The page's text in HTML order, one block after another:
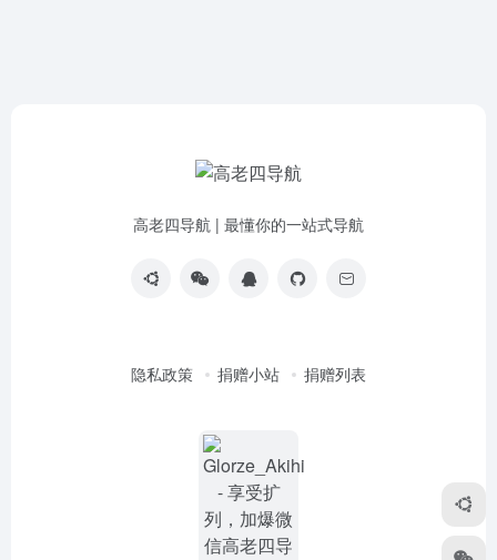
高老四导航 | 最懂你的一站式导航
隐私政策 捐赠小站 捐赠列表